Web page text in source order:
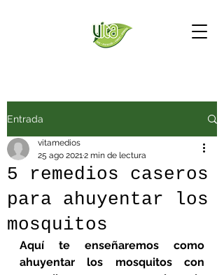
Entrada
5 remedios caseros
para ahuyentar los
mosquitos
vitamedios
25 ago 20212 min de lectura
Aquí te enseñaremos como
ahuyentar los mosquitos con